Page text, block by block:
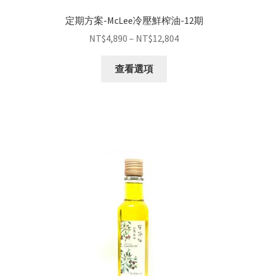
定期方案-McLee冷壓鮮榨油-12期
NT$4,890 – NT$12,804
查看選項